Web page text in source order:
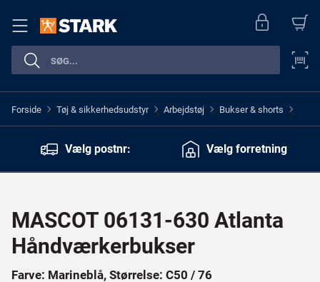
Forside > Tøj & sikkerhedsudstyr > Arbejdstøj > Bukser & shorts >
Vælg postnr: Vælg forretning
MASCOT 06131-630 Atlanta
Håndværkerbukser
Farve: Marineblå, Størrelse: C50 / 76